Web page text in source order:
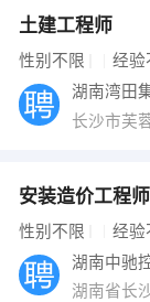
出纳
编辑
跟单
其他职位
土建工程师
性别不限 经验
湖南湾田
长沙市芙
安装造价工程师
性别不限 经验
湖南中驰
湖南省长